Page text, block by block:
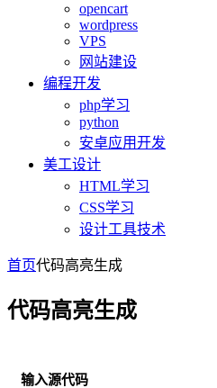
opencart
wordpress
VPS
网站建设
编程开发
php学习
python
安卓应用开发
美工设计
HTML学习
CSS学习
设计工具技术
首页代码高亮生成
代码高亮生成
输入源代码